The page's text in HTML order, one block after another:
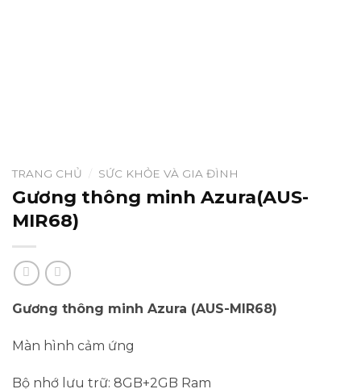
TRANG CHỦ SỨC KHỎE VÀ GIA ĐÌNH
Gương thông minh Azura(AUS-
MIR68)
Gương thông minh Azura (AUS-MIR68)
Màn hình cảm ứng
Bộ nhớ lưu trữ: 8GB+2GB Ram